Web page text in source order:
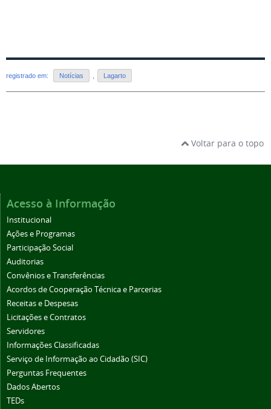
registrado em: Notícias Lagarto
Voltar para o topo
Acesso à Informação
Institucional
Ações e Programas
Participação Social
Auditorias
Convênios e Transferências
Acordos de Cooperação Técnica e Parcerias
Receitas e Despesas
Licitações e Contratos
Servidores
Informações Classificadas
Serviço de Informação ao Cidadão (SIC)
Perguntas Frequentes
Dados Abertos
TEDs